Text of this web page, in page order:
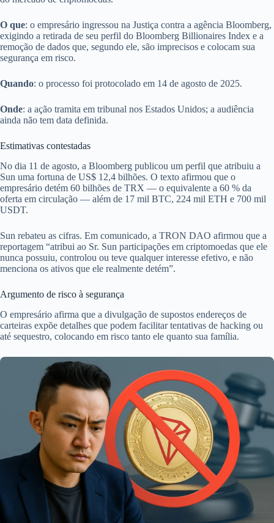
O que: o empresário ingressou na Justiça contra a agência Bloomberg,
exigindo a retirada de seu perfil do Bloomberg Billionaires Index e a
remoção de dados que, segundo ele, são imprecisos e colocam sua
segurança em risco.
Quando: o processo foi protocolado em 14 de agosto de 2025.
Onde: a ação tramita em tribunal nos Estados Unidos; a audiência
ainda não tem data definida.
Estimativas contestadas
No dia 11 de agosto, a Bloomberg publicou um perfil que atribuiu a
Sun uma fortuna de US$ 12,4 bilhões. O texto afirmou que o
empresário detém 60 bilhões de TRX — o equivalente a 60 % da
oferta em circulação — além de 17 mil BTC, 224 mil ETH e 700 mil
USDT.
Sun rebateu as cifras. Em comunicado, a TRON DAO afirmou que a
reportagem “atribui ao Sr. Sun participações em criptomoedas que ele
nunca possuiu, controlou ou teve qualquer interesse efetivo, e não
menciona os ativos que ele realmente detém”.
Argumento de risco à segurança
O empresário afirma que a divulgação de supostos endereços de
carteiras expõe detalhes que podem facilitar tentativas de hacking ou
até sequestro, colocando em risco tanto ele quanto sua família.